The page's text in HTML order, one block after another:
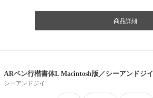
商品詳細
ARペン行楷書体L Macintosh版／シーアンドジイ
シーアンドジイ